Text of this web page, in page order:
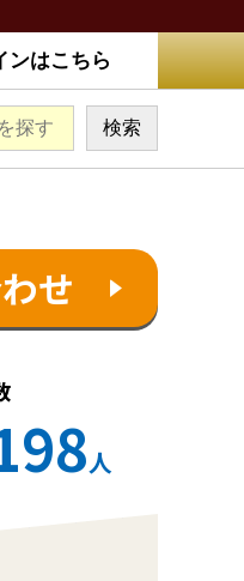
ンはこちら
せ
人